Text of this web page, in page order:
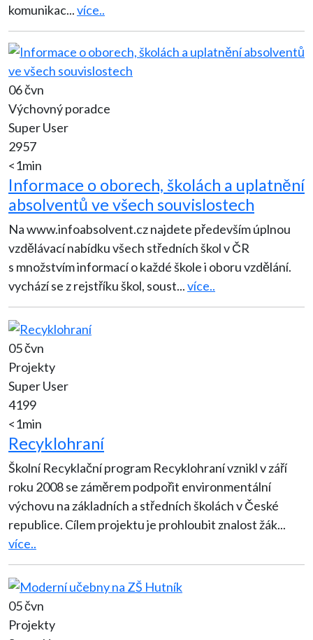
komunikac...více..
06 čvn
Výchovný poradce
Super User
2957
<1min
Informace o oborech, školách a uplatnění
absolventů ve všech souvislostech
Na www.infoabsolvent.cz najdete především úplnou
vzdělávací nabídku všech středních škol v ČR
s množstvím informací o každé škole i oboru vzdělání.
vychází se z rejstříku škol, soust...více..
05 čvn
Projekty
Super User
4199
<1min
Recyklohraní
Školní Recyklační program Recyklohraní vznikl v září
roku 2008 se záměrem podpořit environmentální
výchovu na základních a středních školách v České
republice. Cílem projektu je prohloubit znalost žák...
více..
05 čvn
Projekty